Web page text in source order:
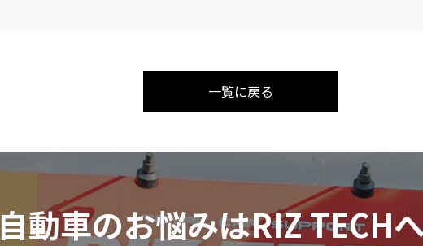
一覧に戻る
自動車のお悩みはRIZ TECH